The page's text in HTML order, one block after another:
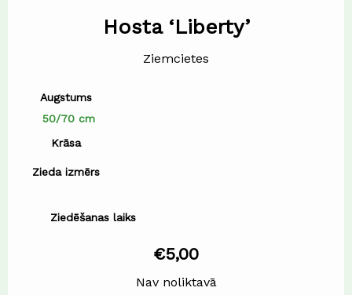
Hosta ‘Liberty’
Ziemcietes
Augstums
50/70 cm
Krāsa
Zieda izmērs
Ziedēšanas laiks
€5,00
Nav noliktavā